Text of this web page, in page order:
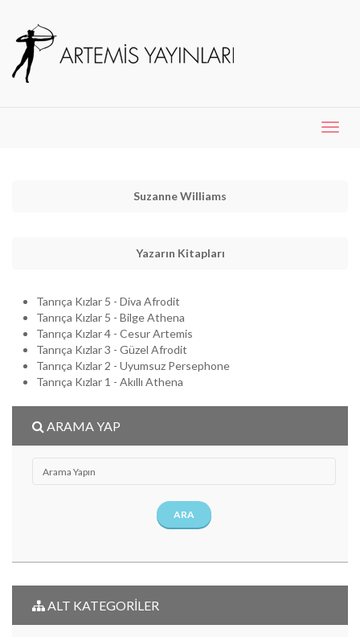
Suzanne Williams
Yazarın Kitapları
Tanrıça Kızlar 5 - Diva Afrodit
Tanrıça Kızlar 5 - Bilge Athena
Tanrıça Kızlar 4 - Cesur Artemis
Tanrıça Kızlar 3 - Güzel Afrodit
Tanrıça Kızlar 2 - Uyumsuz Persephone
Tanrıça Kızlar 1 - Akıllı Athena
ARAMA YAP
ARA
ALT KATEGORİLER